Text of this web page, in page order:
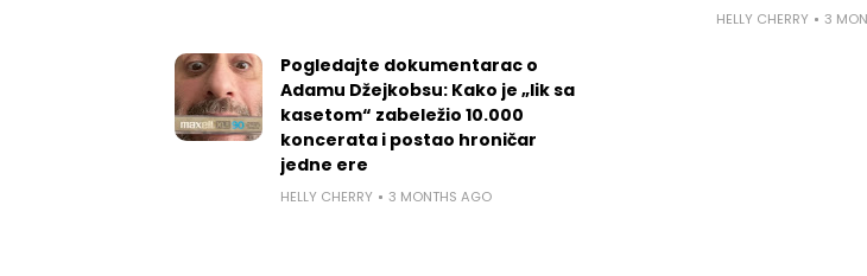
HELLY CHERRY 3
Pogledajte dokumentarac o
Adamu Džejkobsu: Kako je „lik sa
kasetom“ zabeležio 10.000
koncerata i postao hroničar
jedne ere
HELLY CHERRY 3 MONTHS AGO